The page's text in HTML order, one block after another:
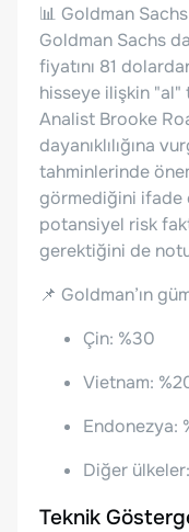
📊 Goldman
Goldman Sachs
fiyatını 81
hisseye ilişkin "al"
Analist Brooke
dayanıklılığına
tahminlerinde
görmediğini ifade
potansiyel risk
gerektiğini de
📌 Goldman’ın
Çin: %30
Vietnam:
Endonezya:
Diğer
Teknik